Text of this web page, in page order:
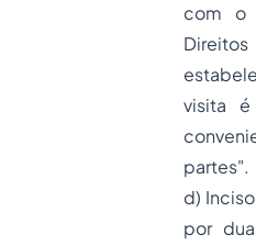
com o
visita
partes".
d)
por